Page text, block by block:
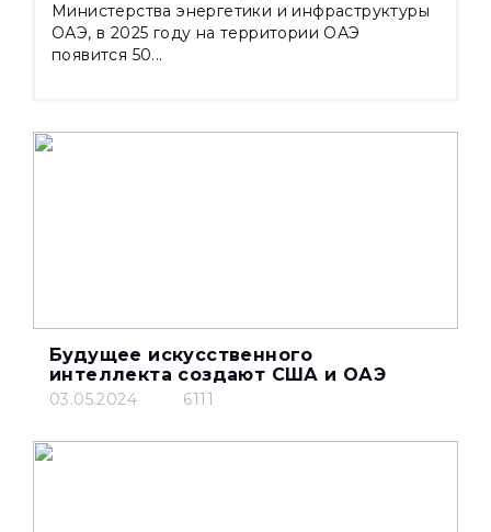
Министерства энергетики и инфраструктуры
ОАЭ, в 2025 году на территории ОАЭ
появится 50...
Будущее искусственного
интеллекта создают США и ОАЭ
03.05.2024 6111